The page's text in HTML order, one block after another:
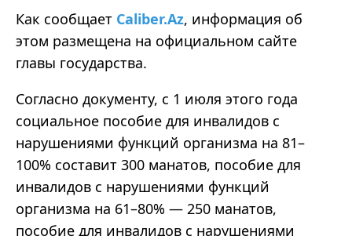
Как сообщает Caliber.Az, информация об
этом размещена на официальном сайте
главы государства.
Согласно документу, с 1 июля этого года
социальное пособие для инвалидов с
нарушениями функций организма на 81–
100% составит 300 манатов, пособие для
инвалидов с нарушениями функций
организма на 61–80% — 250 манатов,
пособие для инвалидов с нарушениями